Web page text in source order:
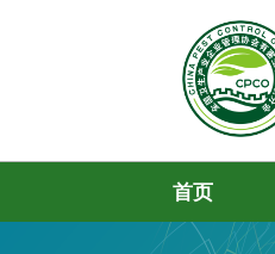
首页